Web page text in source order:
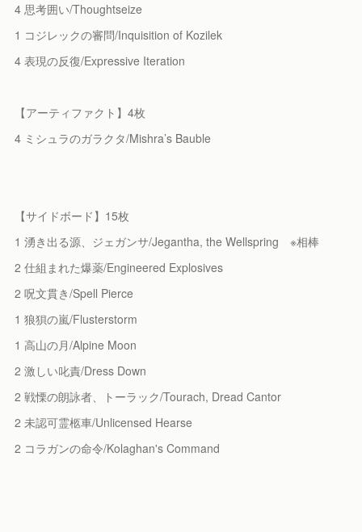
4 思考囲い/Thoughtseize
1 コジレックの審問/Inquisition of Kozilek
4 表現の反復/Expressive Iteration
【アーティファクト】4枚
4 ミシュラのガラクタ/Mishra’s Bauble
【サイドボード】15枚
1 湧き出る源、ジェガンサ/Jegantha, the Wellspring ※相棒
2 仕組まれた爆薬/Engineered Explosives
2 呪文貫き/Spell Pierce
1 狼狽の嵐/Flusterstorm
1 高山の月/Alpine Moon
2 激しい叱責/Dress Down
2 戦慄の朗詠者、トーラック/Tourach, Dread Cantor
2 未認可霊柩車/Unlicensed Hearse
2 コラガンの命令/Kolaghan's Command